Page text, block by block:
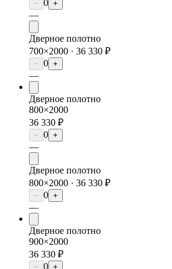
− 0 +
—
Дверное полотно
700×2000 · 36 330 ₽
− 0 +
—
Дверное полотно
800×2000
36 330 ₽
− 0 +
—
Дверное полотно
800×2000 · 36 330 ₽
− 0 +
—
Дверное полотно
900×2000
36 330 ₽
− 0 +